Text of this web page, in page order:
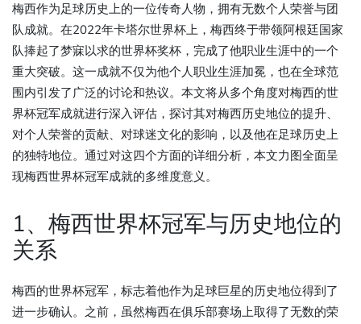
梅西作为足球历史上的一位传奇人物，拥有无数个人荣誉与团
队成就。在2022年卡塔尔世界杯上，梅西终于带领阿根廷国家
队捧起了梦寐以求的世界杯奖杯，完成了他职业生涯中的一个
重大突破。这一成就不仅为他个人职业生涯加冕，也在全球范
围内引发了广泛的讨论和热议。本文将从多个角度对梅西的世
界杯冠军成就进行深入评估，探讨其对梅西历史地位的提升、
对个人荣誉的贡献、对球迷文化的影响，以及他在足球历史上
的独特地位。通过对这四个方面的详细分析，本文力图全面呈
现梅西世界杯冠军成就的多维度意义。
1、梅西世界杯冠军与历史地位的
关系
梅西的世界杯冠军，标志着他作为足球巨星的历史地位得到了
进一步确认。之前，虽然梅西在俱乐部赛场上取得了无数的荣